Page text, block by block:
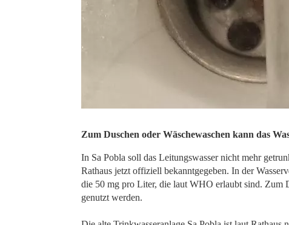
Zum Duschen oder Wäschewaschen kann das
In Sa Pobla soll das Leitungswasser nicht mehr
Rathaus jetzt offiziell bekanntgegeben. In der
die 50 mg pro Liter, die laut WHO erlaubt sind. Zum
genutzt werden.